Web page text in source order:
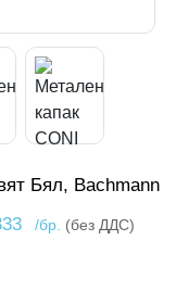
Бял, Bachmann
/бр. (без ДДС)